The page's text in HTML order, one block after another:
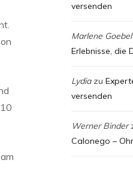
versenden
Marlene Goebel
Erlebnisse, die
Lydiazu
versenden
Werner Binder
Calonego –